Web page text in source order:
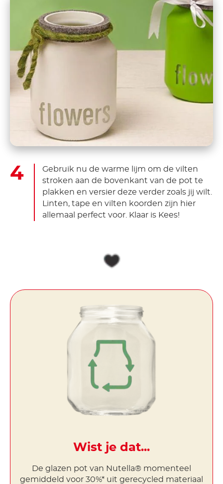
Gebruik nu de warme lijm om de vilten
stroken aan de bovenkant van de pot te
plakken en versier deze verder zoals jij wilt.
Linten, tape en vilten koorden zijn hier
allemaal perfect voor. Klaar is Kees!
Wist je dat...
De glazen pot van Nutella® momenteel
gemiddeld voor 30%* uit gerecycled materiaal